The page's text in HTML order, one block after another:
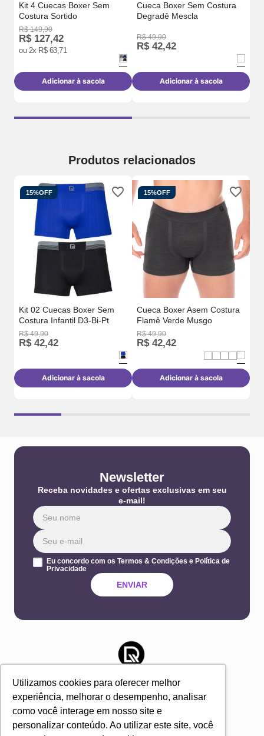
Utilizamos cookies para oferecer melhor
experiência, melhorar o desempenho, analisar
como você interage em nosso site e
personalizar conteúdo. Ao utilizar este site, você
Kit 4 Cuecas Boxer Sem
Costura Sortido
R$ 149,90
R$ 127,42
ou 2x R$ 63,71
Adicionar à sacola
Cueca Boxer Sem Costura
Degradê Mescla
R$ 49,90
R$ 42,42
Adicionar à sacola
Produtos relacionados
15%OFF
Kit 02 Cuecas Boxer Sem
Costura Infantil D3-Bi-Pt
R$ 49,90
R$ 42,42
Adicionar à sacola
15%OFF
Cueca Boxer Asem Costura
Flamê Verde Musgo
R$ 49,90
R$ 42,42
Adicionar à sacola
Newsletter
Receba novidades e ofertas exclusivas em seu
e-mail!
Eu concordo com os Termos & Condições e Política de
Privacidade
ENVIAR